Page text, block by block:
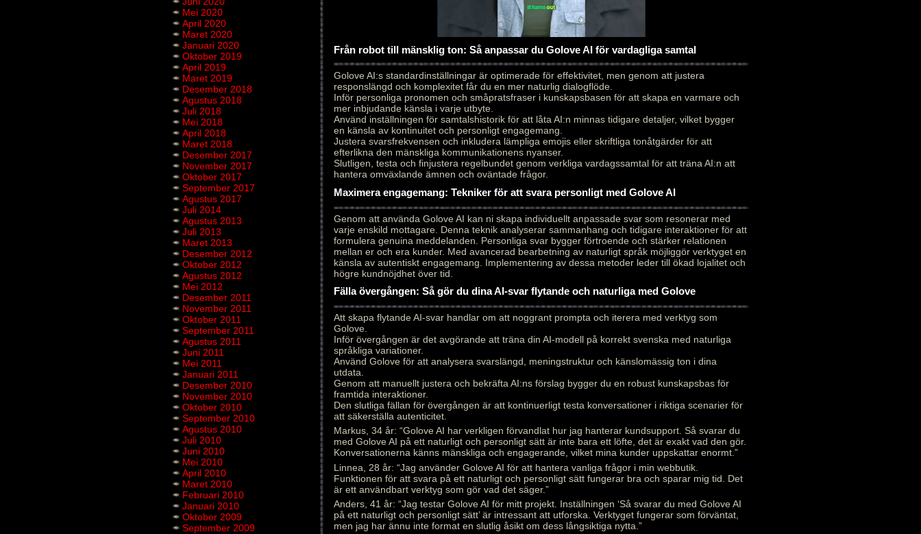
Mei 2020
April 2020
Maret 2020
Januari 2020
Oktober 2019
April 2019
Maret 2019
Desember 2018
Agustus 2018
Juli 2018
Mei 2018
April 2018
Maret 2018
Desember 2017
November 2017
Oktober 2017
September 2017
Agustus 2017
Juli 2014
Agustus 2013
Juli 2013
Maret 2013
Desember 2012
Oktober 2012
Agustus 2012
Mei 2012
Desember 2011
November 2011
Oktober 2011
September 2011
Agustus 2011
Juni 2011
Mei 2011
Januari 2011
Desember 2010
November 2010
Oktober 2010
September 2010
Agustus 2010
Juli 2010
Juni 2010
Mei 2010
April 2010
Maret 2010
Februari 2010
Januari 2010
Oktober 2009
September 2009
Från robot till mänsklig ton: Så anpassar du Golove AI för vardagliga samtal
Golove AI:s standardinställningar är optimerade för effektivitet, men genom att justera
responslängd och komplexitet får du en mer naturlig dialogflöde.
Inför personliga pronomen och småpratsfraser i kunskapsbasen för att skapa en varmare och
mer inbjudande känsla i varje utbyte.
Använd inställningen för samtalshistorik för att låta AI:n minnas tidigare detaljer, vilket bygger
en känsla av kontinuitet och personligt engagemang.
Justera svarsfrekvensen och inkludera lämpliga emojis eller skriftliga tonåtgärder för att
efterlikna den mänskliga kommunikationens nyanser.
Slutligen, testa och finjustera regelbundet genom verkliga vardagssamtal för att träna AI:n att
hantera omväxlande ämnen och oväntade frågor.
Maximera engagemang: Tekniker för att svara personligt med Golove AI
Genom att använda Golove AI kan ni skapa individuellt anpassade svar som resonerar med
varje enskild mottagare. Denna teknik analyserar sammanhang och tidigare interaktioner för att
formulera genuina meddelanden. Personliga svar bygger förtroende och stärker relationen
mellan er och era kunder. Med avancerad bearbetning av naturligt språk möjliggör verktyget en
känsla av autentiskt engagemang. Implementering av dessa metoder leder till ökad lojalitet och
högre kundnöjdhet över tid.
Fälla övergången: Så gör du dina AI-svar flytande och naturliga med Golove
Att skapa flytande AI-svar handlar om att noggrant prompta och iterera med verktyg som
Golove.
Inför övergången är det avgörande att träna din AI-modell på korrekt svenska med naturliga
språkliga variationer.
Använd Golove för att analysera svarslängd, meningstruktur och känslomässig ton i dina
utdata.
Genom att manuellt justera och bekräfta AI:ns förslag bygger du en robust kunskapsbas för
framtida interaktioner.
Den slutliga fällan för övergången är att kontinuerligt testa konversationer i riktiga scenarier för
att säkerställa autenticitet.
Markus, 34 år: “Golove AI har verkligen förvandlat hur jag hanterar kundsupport. Så svarar du
med Golove AI på ett naturligt och personligt sätt är inte bara ett löfte, det är exakt vad den gör.
Konversationerna känns mänskliga och engagerande, vilket mina kunder uppskattar enormt.”
Linnea, 28 år: “Jag använder Golove AI för att hantera vanliga frågor i min webbutik.
Funktionen för att svara på ett naturligt och personligt sätt fungerar bra och sparar mig tid. Det
är ett användbart verktyg som gör vad det säger.”
Anders, 41 år: “Jag testar Golove AI för mitt projekt. Inställningen ‘Så svarar du med Golove AI
på ett naturligt och personligt sätt’ är intressant att utforska. Verktyget fungerar som förväntat,
men jag har ännu inte format en slutlig åsikt om dess långsiktiga nytta.”